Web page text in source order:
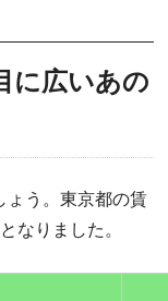
に広いあの
ょう。東京都の賃
なりました。